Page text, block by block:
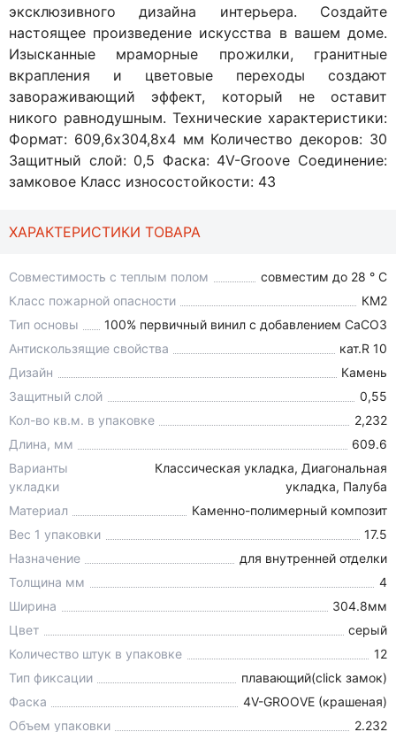
эксклюзивного дизайна интерьера. Создайте
настоящее произведение искусства в вашем доме.
Изысканные мраморные прожилки, гранитные
вкрапления и цветовые переходы создают
завораживающий эффект, который не оставит
никого равнодушным. Технические характеристики:
Формат: 609,6х304,8х4 мм Количество декоров: 30
Защитный слой: 0,5 Фаска: 4V-Groove Соединение:
замковое Класс износостойкости: 43
ХАРАКТЕРИСТИКИ ТОВАРА
Совместимость с теплым полом
совместим до 28 ° C
Класс пожарной опасности
КМ2
Тип основы
100% первичный винил с добавлением СаСО3
Антискользящие свойства
кат.R 10
Дизайн
Камень
Защитный слой
0,55
Кол-во кв.м. в упаковке
2,232
Длина, мм
609.6
Варианты
укладки
Классическая укладка, Диагональная
укладка, Палуба
Материал
Каменно-полимерный композит
Вес 1 упаковки
17.5
Назначение
для внутренней отделки
Толщина мм
4
Ширина
304.8мм
Цвет
серый
Количество штук в упаковке
12
Тип фиксации
плавающий(click замок)
Фаска
4V-GROOVE (крашеная)
Объем упаковки
2.232